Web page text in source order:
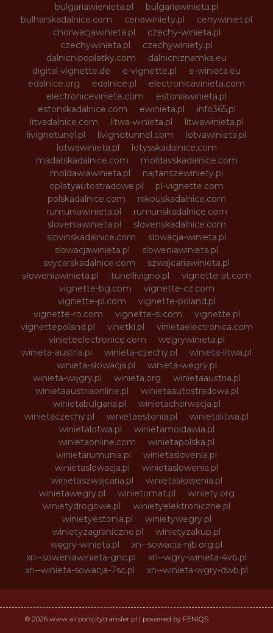
bulgariawienieta.pl
bulgariawinieta.pl
bulharskadalnice.com
cenawiniety.pl
cenywiniet.pl
chorwacjawinieta.pl
czechy-winieta.pl
czechywinieta.pl
czechywiniety.pl
dalnicnipoplatky.com
dalnicniznamka.eu
digital-vignette.de
e-vignette.pl
e-winieta.eu
edalnice.org
edalnice.pl
electronicavinieta.com
electroniceviniete.com
estoniawinieta.pl
estonskadalnice.com
ewinieta.pl
info365.pl
litvadalnice.com
litwa-winieta.pl
litwawinieta.pl
livignotunel.pl
livignotunnel.com
lotvawinieta.pl
lotwawinieta.pl
lotysskadalnice.com
madarskadalnice.com
moldavskadalnice.com
moldawiawinieta.pl
najtanszewiniety.pl
oplatyautostradowe.pl
pl-vignette.com
polskadalnice.com
rakouskadalnice.com
rumuniawinieta.pl
rumunskadalnice.com
sloveniawinieta.pl
slovenskadalnice.com
slovinskadalnice.com
slowacja-winieta.pl
slowacjawinieta.pl
sloweniawinieta.pl
svycarskadalnice.com
szwajcariawinieta.pl
słoweniawinieta.pl
tunellivigno.pl
vignette-at.com
vignette-bg.com
vignette-cz.com
vignette-pl.com
vignette-poland.pl
vignette-ro.com
vignette-si.com
vignette.pl
vignettepoland.pl
vinetki.pl
vinietaelectronica.com
vinieteelectronice.com
wegrywinieta.pl
winieta-austria.pl
winieta-czechy.pl
winieta-litwa.pl
winieta-słowacja.pl
winieta-wegry.pl
winieta-węgry.pl
winieta.org
winietaaustria.pl
winietaaustriaonline.pl
winietaautostradowa.pl
winietabulgaria.pl
winietachorwacja.pl
winietaczechy.pl
winietaestonia.pl
winietalitwa.pl
winietalotwa.pl
winietamoldawia.pl
winietaonline.com
winietapolska.pl
winietarumunia.pl
winietaslovenia.pl
winietaslowacja.pl
winietaslowenia.pl
winietaszwajcaria.pl
winietasłowenia.pl
winietawegry.pl
winietomat.pl
winiety.org
winietydrogowe.pl
winietyelektroniczne.pl
winietyestonia.pl
winietywegry.pl
winietyzagraniczne.pl
winietyzakup.pl
węgry-winieta.pl
xn--sowacja-njb.org.pl
xn--soweniawinieta-gnc.pl
xn--wgry-winieta-4vb.pl
xn--winieta-sowacja-7sc.pl
xn--winieta-wgry-dwb.pl
© 2026 www.airportcitytransfer.pl | powered by FENIQS